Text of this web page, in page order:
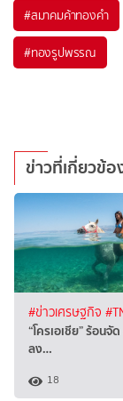
#สมาคมค้าทองคำ
#ทองรูปพรรณ
ข่าวที่เกี่ยวข้อ
#ข่าวเศรษฐกิจ
“โครเอเชีย” ร้อนจั
ลง…
18